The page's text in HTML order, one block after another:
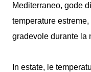
Mediterraneo, gode
temperature
gradevole durante la
In estate, le